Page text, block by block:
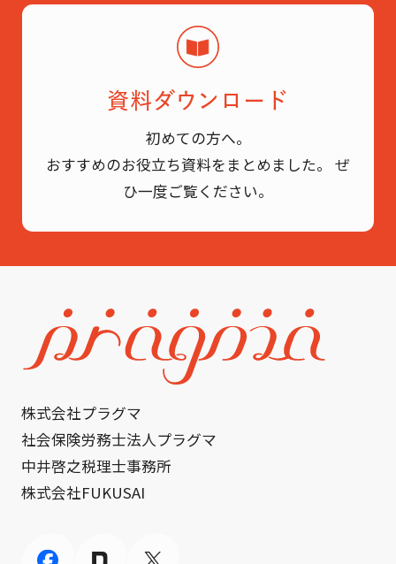
資料ダウンロード
初めての方へ。
おすすめのお役立ち資料をまとめました。
ぜ
ひ一度ご覧ください。
株式会社プラグマ
社会保険労務士法人プラグマ
中井啓之税理士事務所
株式会社FUKUSAI